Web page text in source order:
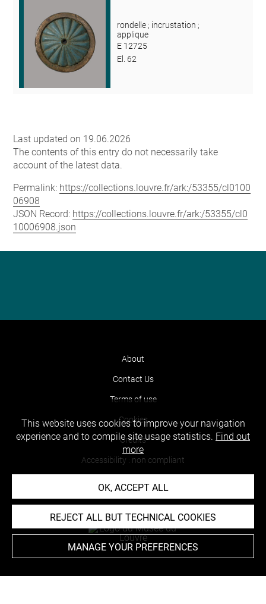
rondelle ; incrustation ;
applique
E 12725
El. 62
Last updated on 19.06.2026
The contents of this entry do not necessarily take
account of the latest data.
Permalink: https://collections.louvre.fr/ark:/53355/cl0100
06908
JSON Record: https://collections.louvre.fr/ark:/53355/cl0
10006908.json
About
Contact Us
Terms of use
Cookies
Credits
Accessibility : non compliant
This website uses cookies to improve your navigation
experience and to compile site usage statistics. Find out
more
OK, ACCEPT ALL
REJECT ALL BUT TECHNICAL COOKIES
MANAGE YOUR PREFERENCES